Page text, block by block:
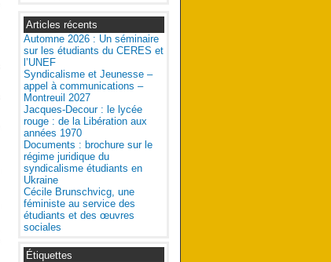
Articles récents
Automne 2026 : Un séminaire
sur les étudiants du CERES et
l’UNEF
Syndicalisme et Jeunesse –
appel à communications –
Montreuil 2027
Jacques-Decour : le lycée
rouge : de la Libération aux
années 1970
Documents : brochure sur le
régime juridique du
syndicalisme étudiants en
Ukraine
Cécile Brunschvicg, une
féministe au service des
étudiants et des œuvres
sociales
Étiquettes